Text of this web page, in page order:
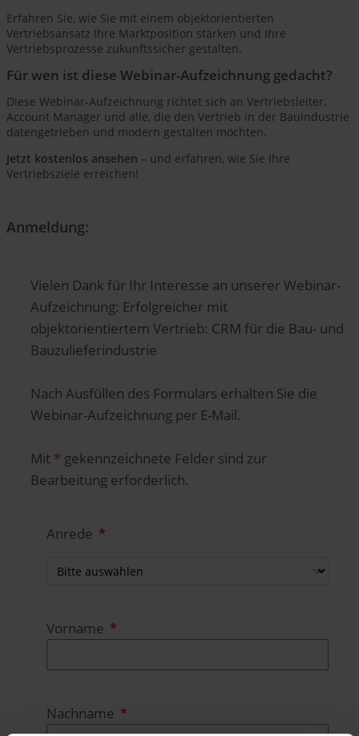
Erfahren Sie, wie Sie mit einem objektorientierten
Vertriebsansatz Ihre Marktposition stärken und Ihre
Vertriebsprozesse zukunftssicher gestalten.
Für wen ist diese Webinar-Aufzeichnung gedacht?
Diese Webinar-Aufzeichnung richtet sich an Vertriebsleiter,
Account Manager und alle, die den Vertrieb in der Bauindustrie
datengetrieben und modern gestalten möchten.
Jetzt kostenlos ansehen – und erfahren, wie Sie Ihre
Vertriebsziele erreichen!
Anmeldung:
Vielen Dank für Ihr Interesse an unserer Webinar-
Aufzeichnung: Erfolgreicher mit
objektorientiertem Vertrieb: CRM für die Bau- und
Bauzulieferindustrie
Nach Ausfüllen des Formulars erhalten Sie die
Webinar-Aufzeichnung per E-Mail.
Mit * gekennzeichnete Felder sind zur
Bearbeitung erforderlich.
Anrede
Vorname
Nachname